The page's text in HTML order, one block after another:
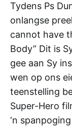
Tydens Ps
onlangse
cannot have
Body” Dit is
gee aan Sy
wen op ons
teenstelling
Super-Hero
‘n